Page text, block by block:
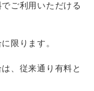
ご利用いただける
限ります。
、従来通り有料と